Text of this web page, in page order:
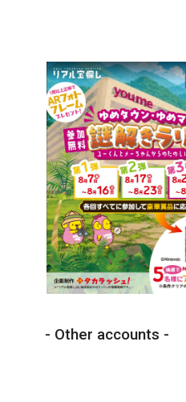
Other accounts